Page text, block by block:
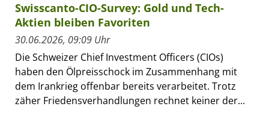
Swisscanto-CIO-Survey: Gold und Tech-
Aktien bleiben Favoriten
30.06.2026, 09:09 Uhr
Die Schweizer Chief Investment Officers (CIOs)
haben den Ölpreisschock im Zusammenhang mit
dem Irankrieg offenbar bereits verarbeitet. Trotz
zäher Friedensverhandlungen rechnet keiner der...